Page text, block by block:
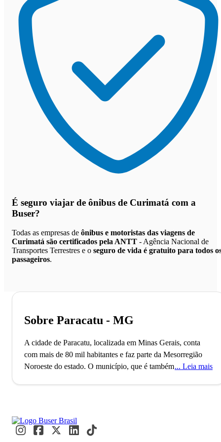
É seguro viajar de ônibus de Curimatá com a
Buser?
Todas as empresas de ônibus e motoristas das viagens de
Curimatá são certificados pela ANTT - Agência Nacional de
Transportes Terrestres e o seguro de vida é gratuito para todos
passageiros.
Sobre Paracatu - MG
A cidade de Paracatu, localizada em Minas Gerais, conta
com mais de 80 mil habitantes e faz parte da Mesorregião
Noroeste do estado. O município, que é também um
regional na produção agropecuária e destaca-se,
principalmente, pela produção da soja, do milho e do feijão.
Leia mais